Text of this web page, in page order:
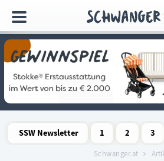
SSW Newsletter
1
Schwangerschaftswoche
2
3
Schwanger.at